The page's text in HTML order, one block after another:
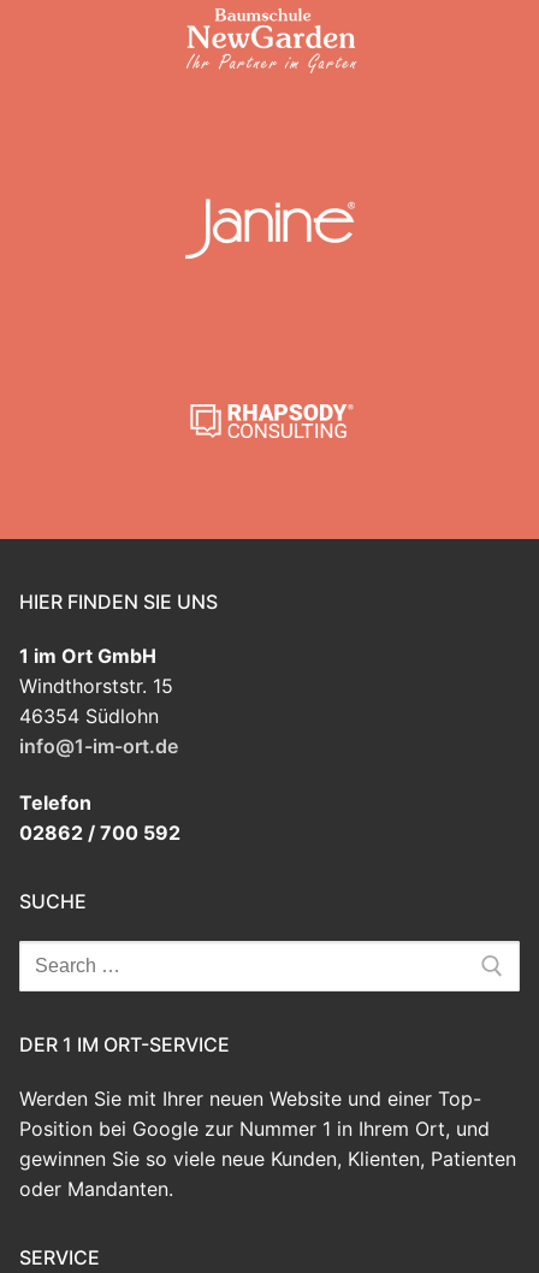
HIER FINDEN SIE UNS
1 im Ort GmbH
Windthorststr. 15
46354 Südlohn
info@1-im-ort.de
Telefon
02862 / 700 592
SUCHE
Search
for:
DER 1 IM ORT-SERVICE
Werden Sie mit Ihrer neuen Website und einer Top-
Position bei Google zur Nummer 1 in Ihrem Ort, und
gewinnen Sie so viele neue Kunden, Klienten, Patienten
oder Mandanten.
SERVICE